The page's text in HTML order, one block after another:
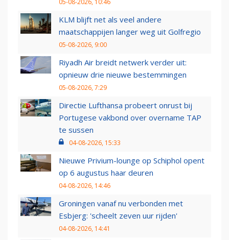
KLM blijft net als veel andere
maatschappijen langer weg uit Golfregio
05-08-2026, 9:00
Riyadh Air breidt netwerk verder uit:
opnieuw drie nieuwe bestemmingen
05-08-2026, 7:29
Directie Lufthansa probeert onrust bij
Portugese vakbond over overname TAP
te sussen
04-08-2026, 15:33
Nieuwe Privium-lounge op Schiphol opent
op 6 augustus haar deuren
04-08-2026, 14:46
Groningen vanaf nu verbonden met
Esbjerg: 'scheelt zeven uur rijden'
04-08-2026, 14:41